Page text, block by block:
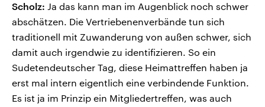
Scholz: Ja das kann man im Augenblick noch schwer
abschätzen. Die Vertriebenenverbände tun sich
traditionell mit Zuwanderung von außen schwer, sich
damit auch irgendwie zu identifizieren. So ein
Sudetendeutscher Tag, diese Heimattreffen haben ja
erst mal intern eigentlich eine verbindende Funktion.
Es ist ja im Prinzip ein Mitgliedertreffen, was auch